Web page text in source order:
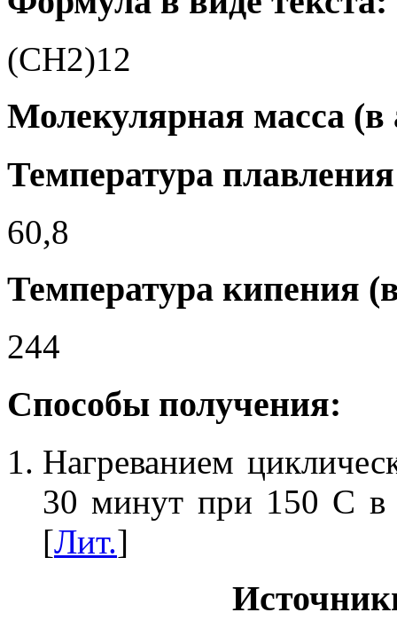
(CH2)12
Молекулярная масса (в
Температура
60,8
Температура кипения
244
Способы получения:
Нагреванием
30 минут при 150 С в
[Лит.]